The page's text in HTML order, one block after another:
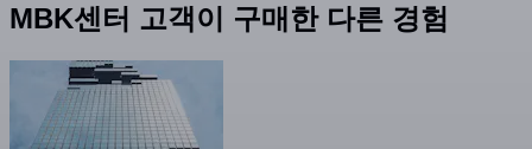
MBK센터 고객이 구매한 다른 경험